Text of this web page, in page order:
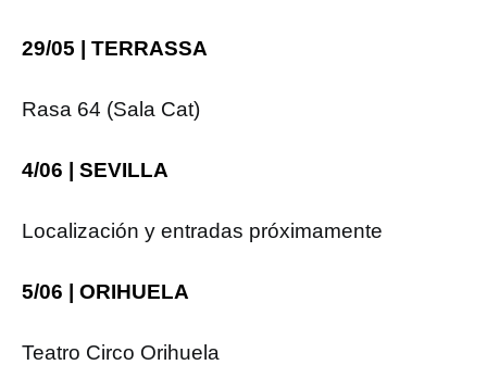
29/05 | TERRASSA
Rasa 64 (Sala Cat)
4/06 | SEVILLA
Localización y entradas próximamente
5/06 | ORIHUELA
Teatro Circo Orihuela